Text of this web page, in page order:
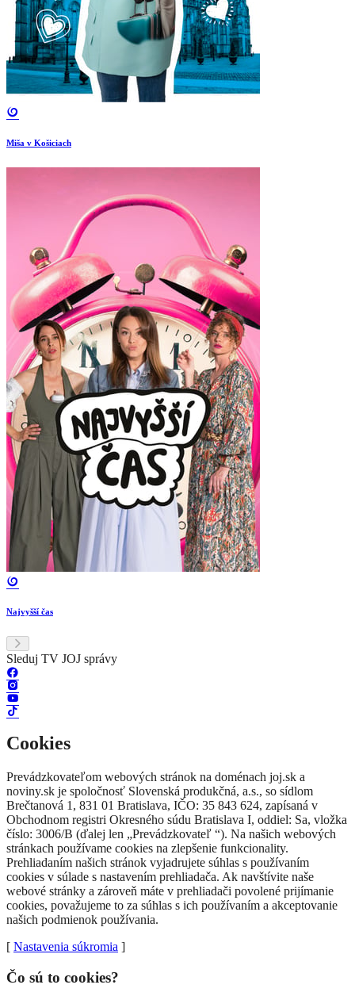
Miša v Košiciach
Najvyšší čas
Sleduj TV JOJ správy
Cookies
Prevádzkovateľom webových stránok na doménach joj.sk a
noviny.sk je spoločnosť Slovenská produkčná, a.s., so sídlom
Brečtanová 1, 831 01 Bratislava, IČO: 35 843 624, zapísaná v
Obchodnom registri Okresného súdu Bratislava I, oddiel: Sa, vložka
číslo: 3006/B (ďalej len „Prevádzkovateľ “). Na našich webových
stránkach používame cookies na zlepšenie funkcionality.
Prehliadaním našich stránok vyjadrujete súhlas s používaním
cookies v súlade s nastavením prehliadača. Ak navštívite naše
webové stránky a zároveň máte v prehliadači povolené prijímanie
cookies, považujeme to za súhlas s ich používaním a akceptovanie
našich podmienok používania.
[ Nastavenia súkromia ]
Čo sú to cookies?